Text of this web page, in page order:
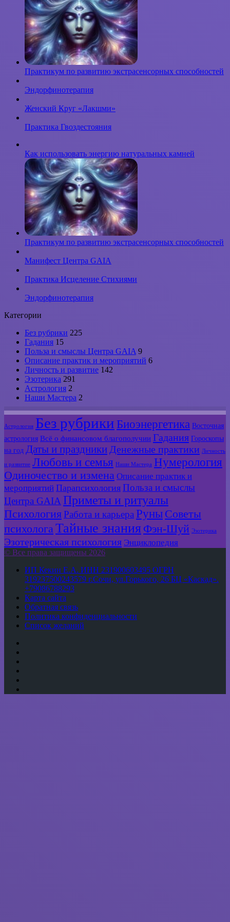
Практикум по развитию экстрасенсорных способностей
Эндорфинотерапия
Женский Круг «Лакшми»
Практика Гвоздестояния
Как использовать энергию натуральных камней
Практикум по развитию экстрасенсорных способностей
Манифест Центра GAIA
Практика Исцеление Стихиями
Эндорфинотерапия
Категории
Без рубрики 225
Гадания 15
Польза и смыслы Центра GAIA 9
Описание практик и мероприятий 6
Личность и развитие 142
Эзотерика 291
Астрология 2
Наши Мастера 2
Астрология Без рубрики Биоэнергетика Восточная
астрология Всё о финансовом благополучии Гадания Гороскопы
на год Даты и праздники Денежные практики Личность
и развитие Любовь и семья Наши Мастера Нумерология
Одиночество и измена Описание практик и
мероприятий Парапсихология Польза и смыслы
Центра GAIA Приметы и ритуалы
ПсихологияРабота и карьера Руны Советы
психологаТайные знания Фэн-Шуй Эзотерика
Эзотерическая психология Энциклопедия
© Все права защищены 2026
ИП Кекин Е.А. ИНН 231900603495 ОГРН
319237500243579 г.Сочи, ул.Горького, 26 БЦ «Каскад».
+79086788293
Карта сайта
Обратная связь
Политика конфиденциальности
Список желаний